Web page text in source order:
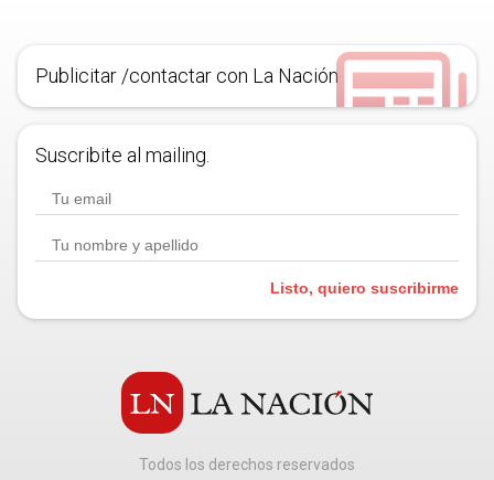
Publicitar /contactar con La Nación
Suscribite al mailing.
Listo, quiero suscribirme
Todos los derechos reservados